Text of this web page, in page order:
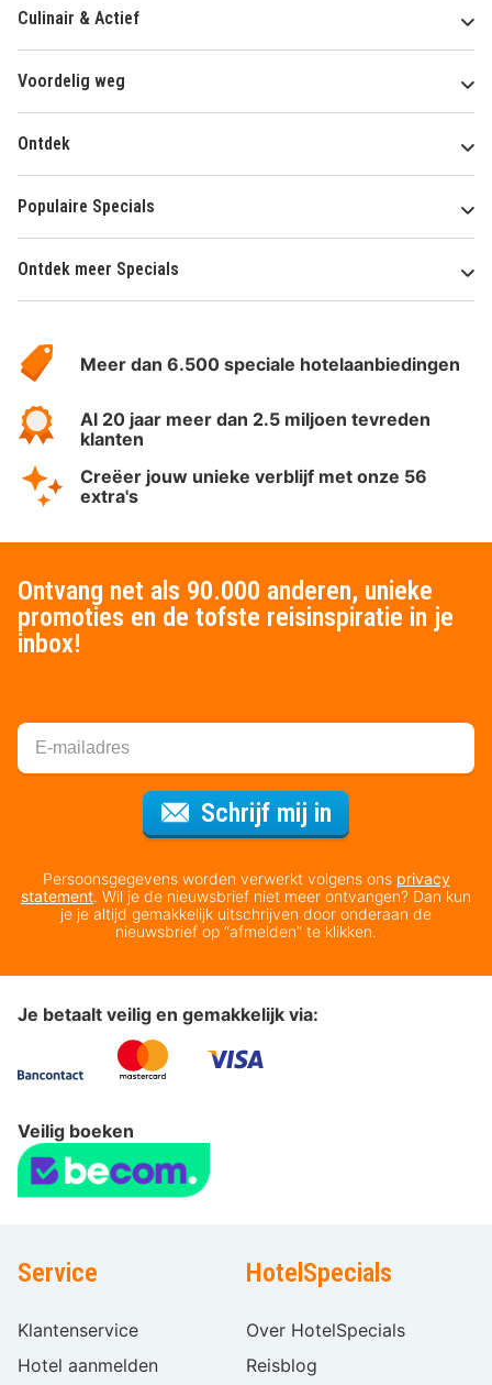
Culinair & Actief
Voordelig weg
Ontdek
Populaire Specials
Ontdek meer Specials
HotelSpecials
Meer dan 6.500 speciale hotelaanbiedingen
Al 20 jaar meer dan 2.5 miljoen tevreden
klanten
Creëer jouw unieke verblijf met onze 56
extra's
Ontvang net als 90.000 anderen, unieke
promoties en de tofste reisinspiratie in je
inbox!
Schrijf mij in
Persoonsgegevens worden verwerkt volgens ons privacy
statement. Wil je de nieuwsbrief niet meer ontvangen? Dan kun
je je altijd gemakkelijk uitschrijven door onderaan de
nieuwsbrief op “afmelden” te klikken.
Je betaalt veilig en gemakkelijk via:
Veilig boeken
Service
Klantenservice
Hotel aanmelden
HotelSpecials
Over HotelSpecials
Reisblog